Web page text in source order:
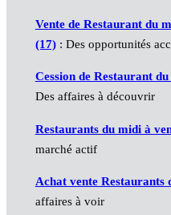
Vente de Restaurant du
(17): Des opportunités
Cession de Restaurant
Des affaires à découvrir
Restaurants du midi à
marché actif
Achat vente Restaurants
affaires à voir